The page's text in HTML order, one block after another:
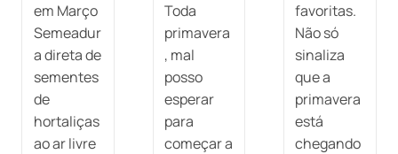
em Março
Semeadur
a direta de
sementes
de
hortaliças
ao ar livre
Toda
primavera
, mal
posso
esperar
para
começar a
favoritas.
Não só
sinaliza
que a
primavera
está
chegando